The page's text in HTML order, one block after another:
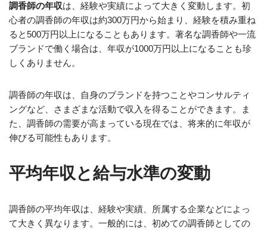
調香師の年収は、経験や実績によって大きく変動します。初
心者の調香師の年収は約300万円から始まり、経験を積み重ね
ると500万円以上になることもあります。著名な調香師や一流
ブランドで働く場合は、年収が1000万円以上になることも珍
しくありません。
調香師の年収は、自身のブランドを持つことやコンサルティ
ングなど、さまざまな活動で収入を得ることができます。ま
た、調香師の需要が高まっている現在では、将来的に年収が
伸びる可能性もあります。
平均年収と給与水準の変動
調香師の平均年収は、経験や実績、所属する企業などによっ
て大きく異なります。一般的には、初めての調香師としての